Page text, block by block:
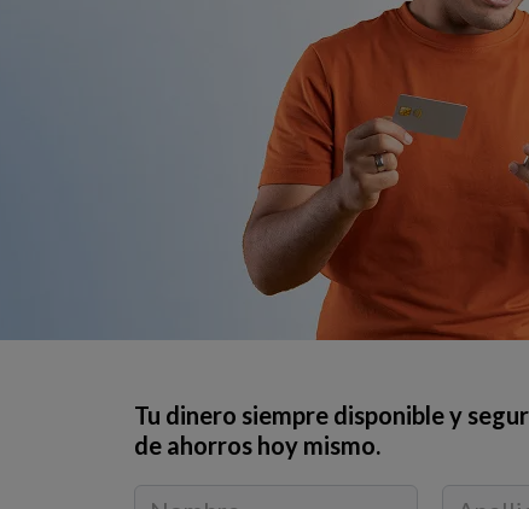
Tu dinero siempre disponible y
de ahorros hoy mismo.